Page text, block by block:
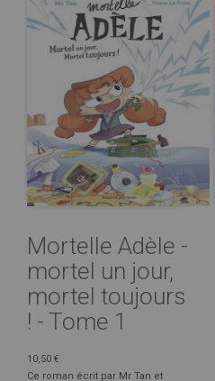
Mortelle Adèle -
mortel un jour,
mortel toujours
! - Tome 1
10,50 €
Ce roman écrit par Mr Tan et